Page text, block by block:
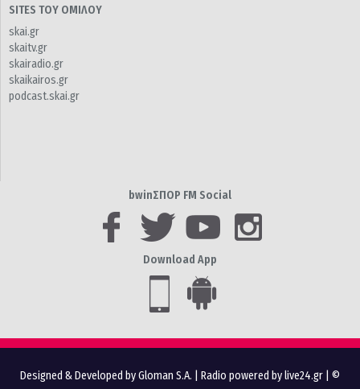
SITES ΤΟΥ ΟΜΙΛΟΥ
skai.gr
skaitv.gr
skairadio.gr
skaikairos.gr
podcast.skai.gr
bwinΣΠΟΡ FM Social
Download App
Designed & Developed by Gloman S.A. Radio powered by live24.gr | ©